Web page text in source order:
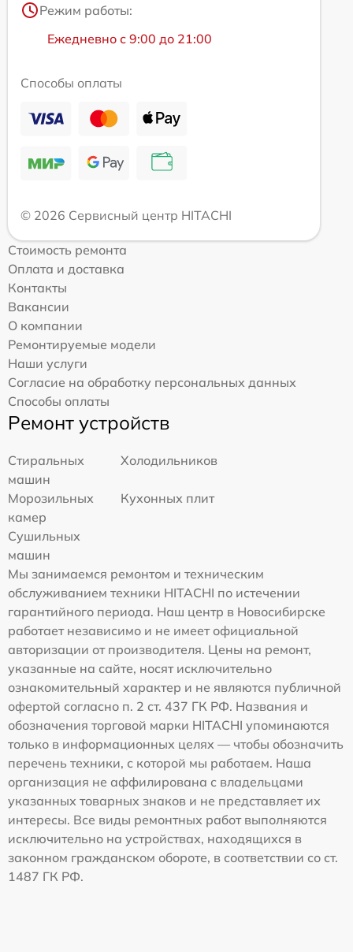
Режим работы:
Ежедневно с 9:00 до 21:00
Способы оплаты
© 2026 Сервисный центр HITACHI
Стоимость ремонта
Оплата и доставка
Контакты
Вакансии
О компании
Ремонтируемые модели
Наши услуги
Согласие на обработку персональных данных
Способы оплаты
Ремонт устройств
Стиральных
машин
Холодильников
Морозильных
камер
Кухонных плит
Сушильных
машин
Мы занимаемся ремонтом и техническим
обслуживанием техники HITACHI по истечении
гарантийного периода. Наш центр в Новосибирске
работает независимо и не имеет официальной
авторизации от производителя. Цены на ремонт,
указанные на сайте, носят исключительно
ознакомительный характер и не являются публичной
офертой согласно п. 2 ст. 437 ГК РФ. Названия и
обозначения торговой марки HITACHI упоминаются
только в информационных целях — чтобы обозначить
перечень техники, с которой мы работаем. Наша
организация не аффилирована с владельцами
указанных товарных знаков и не представляет их
интересы. Все виды ремонтных работ выполняются
исключительно на устройствах, находящихся в
законном гражданском обороте, в соответствии со ст.
1487 ГК РФ.